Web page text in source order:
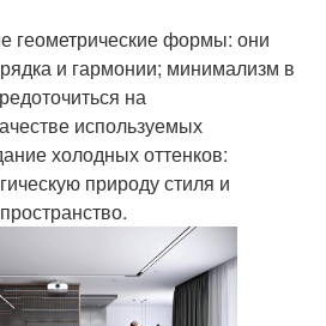
геометрические формы: они
и гармонии; минимализм в
на
используемых
холодных оттенков:
природу стиля и